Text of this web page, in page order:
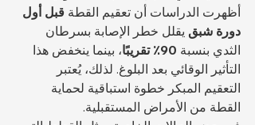
أظهرت الدراسات أن تعقيم القطة قبل أول
دورة شبق يقلل خطر الإصابة بسرطان
الثدي بنسبة 90٪ تقريبًا
، بينما ينخفض هذا
التأثير الوقائي بعد البلوغ. لذلك، يُعتبر
التعقيم المبكر خطوة استباقية لحماية
القطة من الأمراض المستقبلية.